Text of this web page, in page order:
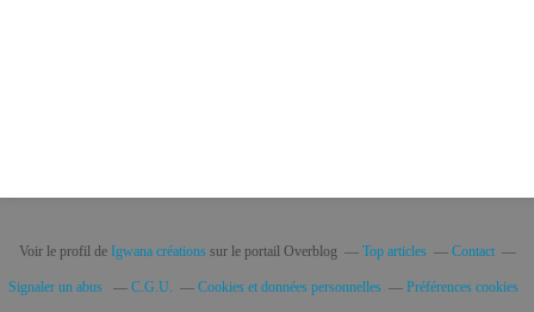
Voir le profil de Igwana créationssur le portail Overblog Top articles Contact
Signaler un abus C.G.U. Cookies et données personnelles Préférences cookies